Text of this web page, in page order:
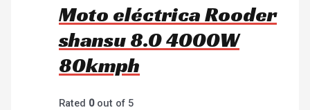
Moto eléctrica Rooder
shansu 8.0 4000W
80kmph
Rated 0out of 5